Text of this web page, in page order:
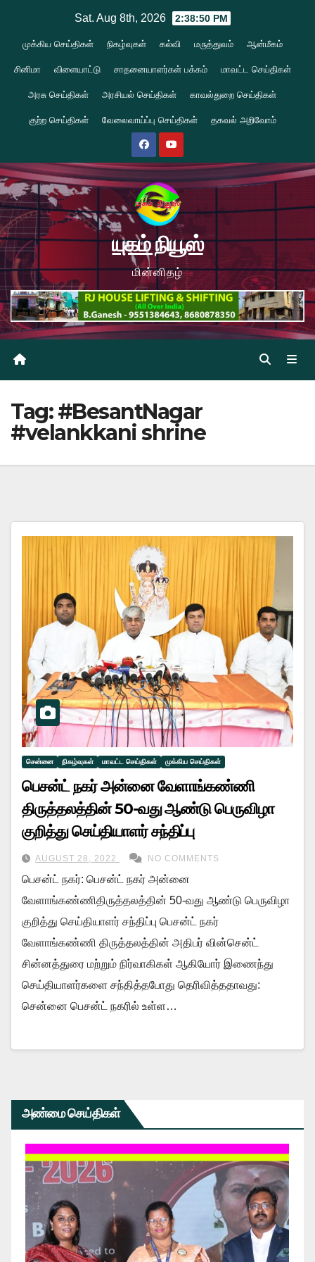
content
Sat. Aug 8th, 2026 2:38:51 PM
முக்கிய செய்திகள் நிகழ்வுகள் கல்வி மருத்துவம் ஆன்மீகம்
சினிமா விளையாட்டு சாதனையாளர்கள் பக்கம் மாவட்ட செய்திகள்
அரசு செய்திகள் அரசியல் செய்திகள் காவல்துறை செய்திகள்
குற்ற செய்திகள் வேலைவாய்ப்பு செய்திகள் தகவல் அறிவோம்
யுகம் நியூஸ்
மின்னிதழ்
Tag:#BesantNagar
#velankkani shrine
சென்னை நிகழ்வுகள் மாவட்ட செய்திகள் முக்கிய செய்திகள்
பெசன்ட் நகர் அன்னை வேளாங்கண்ணி
திருத்தலத்தின் 50-வது ஆண்டு பெருவிழா
குறித்து செய்தியாளர் சந்திப்பு
AUGUST 28, 2022 NO COMMENTS
பெசன்ட் நகர்: பெசன்ட் நகர் அன்னை
வேளாங்கண்ணிதிருத்தலத்தின் 50-வது ஆண்டு பெருவிழா
குறித்து செய்தியாளர் சந்திப்பு பெசன்ட் நகர்
வேளாங்கண்ணி திருத்தலத்தின் அதிபர் வின்சென்ட்
சின்னத்துரை மற்றும் நிர்வாகிகள் ஆகியோர் இணைந்து
செய்தியாளர்களை சந்தித்தபோது தெரிவித்ததாவது:
சென்னை பெசன்ட் நகரில் உள்ள…
அண்மை செய்திகள்